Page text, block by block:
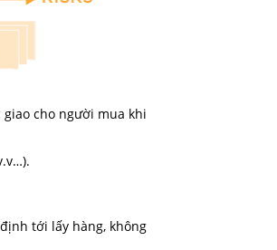
cho người mua khi
tới lấy hàng, không